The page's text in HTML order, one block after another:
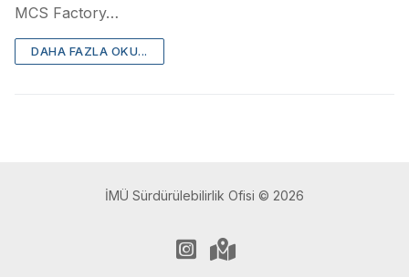
MCS Factory…
DAHA FAZLA OKU...
İMÜ Sürdürülebilirlik Ofisi © 2026